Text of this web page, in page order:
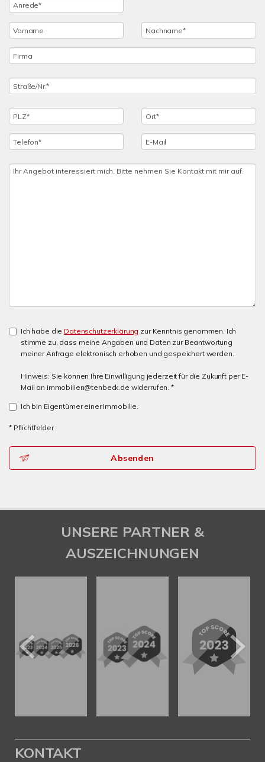
Ich habe die Datenschutzerklärung zur Kenntnis genommen. Ich
stimme zu, dass meine Angaben und Daten zur Beantwortung
meiner Anfrage elektronisch erhoben und gespeichert werden.
Hinweis: Sie können Ihre Einwilligung jederzeit für die Zukunft per E-
Mail an immobilien@tenbeck.de widerrufen. *
Ich bin Eigentümer einer Immobilie.
* Pflichtfelder
Absenden
UNSERE PARTNER &
AUSZEICHNUNGEN
KONTAKT